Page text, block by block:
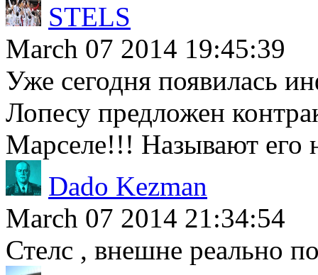
STELS
March 07 2014 19:45:39
Уже сегодня появилась
Лопесу предложен
Марселе!!! Называют его
Dado Kezman
March 07 2014 21:34:54
Стелс , внешне реально